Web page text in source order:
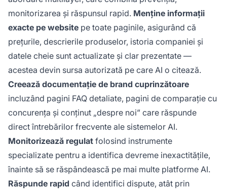
monitorizarea și răspunsul rapid. Menține informații
exacte pe website pe toate paginile, asigurând că
prețurile, descrierile produselor, istoria companiei și
datele cheie sunt actualizate și clar prezentate —
acestea devin sursa autorizată pe care AI o citează.
Creează documentație de brand cuprinzătoare
incluzând pagini FAQ detaliate, pagini de comparație cu
concurența și conținut „despre noi” care răspunde
direct întrebărilor frecvente ale sistemelor AI.
Monitorizează regulat folosind instrumente
specializate pentru a identifica devreme inexactitățile,
înainte să se răspândească pe mai multe platforme AI.
Răspunde rapid când identifici dispute, atât prin